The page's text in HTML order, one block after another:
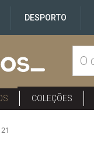
DESPORTO
COLEÇÕES